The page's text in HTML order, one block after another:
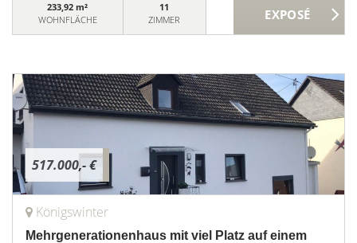
233,92 m²
WOHNFLÄCHE
11
ZIMMER
517.000,- €
Königswinter
Mehrgenerationenhaus mit viel Platz auf einem